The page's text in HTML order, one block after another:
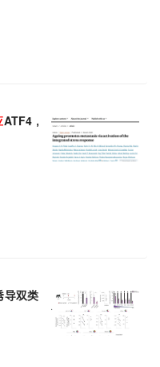
ATF4，促转移、抑免疫
双类中和抗体，3周触发免疫